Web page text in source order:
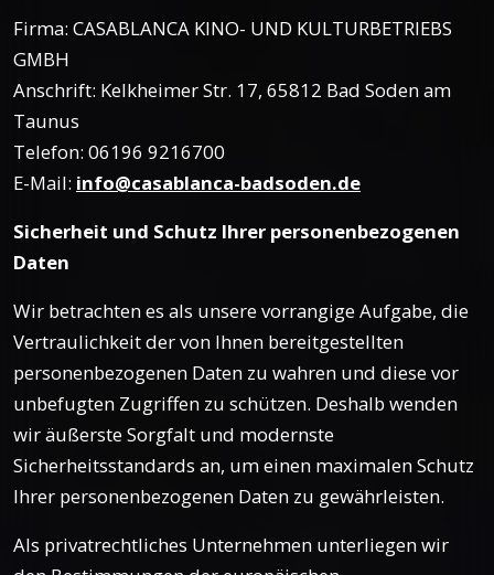
Firma: CASABLANCA KINO- UND KULTURBETRIEBS
GMBH
Anschrift: Kelkheimer Str. 17, 65812 Bad Soden am
Taunus
Telefon: 06196 9216700
E-Mail: info@casablanca-badsoden.de
Sicherheit und Schutz Ihrer personenbezogenen
Daten
Wir betrachten es als unsere vorrangige Aufgabe, die
Vertraulichkeit der von Ihnen bereitgestellten
personenbezogenen Daten zu wahren und diese vor
unbefugten Zugriffen zu schützen. Deshalb wenden
wir äußerste Sorgfalt und modernste
Sicherheitsstandards an, um einen maximalen Schutz
Ihrer personenbezogenen Daten zu gewährleisten.
Als privatrechtliches Unternehmen unterliegen wir